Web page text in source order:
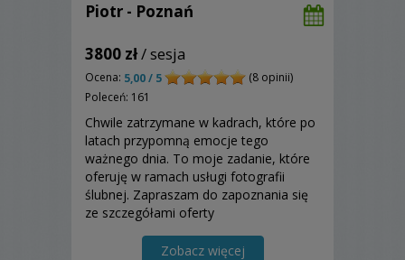
Piotr - Poznań
3800 zł/ sesja
Ocena: 5,00 / 5
(8 opinii)
Poleceń: 161
Chwile zatrzymane w kadrach, które po
latach przypomną emocje tego
ważnego dnia. To moje zadanie, które
oferuję w ramach usługi fotografii
ślubnej. Zapraszam do zapoznania się
ze szczegółami oferty
Zobacz więcej